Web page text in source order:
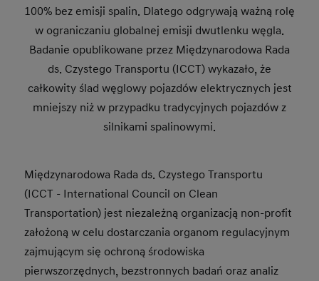
100% bez emisji spalin. Dlatego odgrywają ważną rolę
w ograniczaniu globalnej emisji dwutlenku węgla.
Badanie opublikowane przez Międzynarodowa Rada
ds. Czystego Transportu (ICCT) wykazało, że
całkowity ślad węglowy pojazdów elektrycznych jest
mniejszy niż w przypadku tradycyjnych pojazdów z
silnikami spalinowymi.
Międzynarodowa Rada ds. Czystego Transportu
(ICCT - International Council on Clean
Transportation) jest niezależną organizacją non-profit
założoną w celu dostarczania organom regulacyjnym
zajmującym się ochroną środowiska
pierwszorzędnych, bezstronnych badań oraz analiz